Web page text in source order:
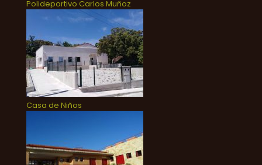
Polideportivo Carlos Muñoz
Casa de Niños